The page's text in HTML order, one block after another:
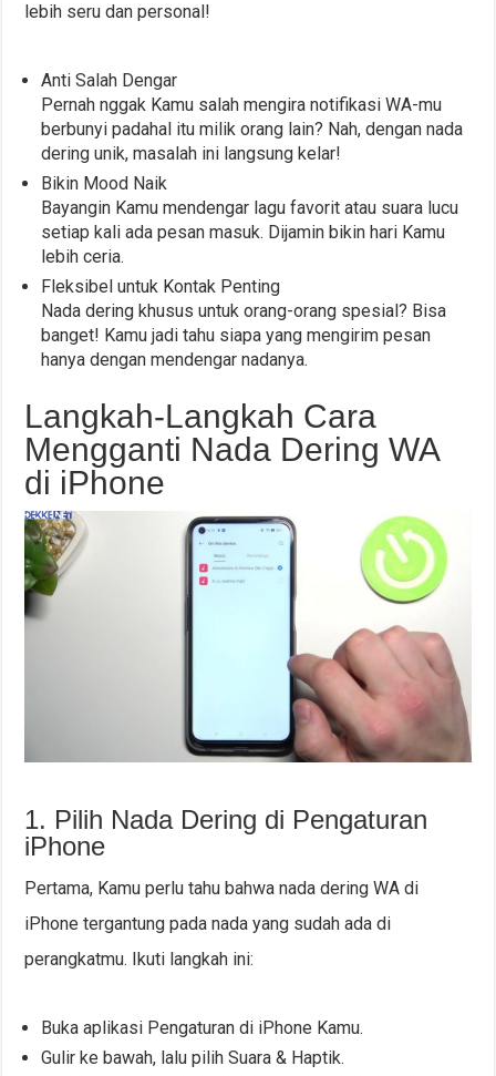
lebih seru dan personal!
Anti Salah Dengar
Pernah nggak Kamu salah mengira notifikasi WA-mu
berbunyi padahal itu milik orang lain? Nah, dengan nada
dering unik, masalah ini langsung kelar!
Bikin Mood Naik
Bayangin Kamu mendengar lagu favorit atau suara lucu
setiap kali ada pesan masuk. Dijamin bikin hari Kamu
lebih ceria.
Fleksibel untuk Kontak Penting
Nada dering khusus untuk orang-orang spesial? Bisa
banget! Kamu jadi tahu siapa yang mengirim pesan
hanya dengan mendengar nadanya.
Langkah-Langkah Cara
Mengganti Nada Dering WA
di iPhone
1. Pilih Nada Dering di Pengaturan
iPhone
Pertama, Kamu perlu tahu bahwa nada dering WA di
iPhone tergantung pada nada yang sudah ada di
perangkatmu. Ikuti langkah ini:
Buka aplikasi Pengaturan di iPhone Kamu.
Gulir ke bawah, lalu pilih Suara & Haptik.